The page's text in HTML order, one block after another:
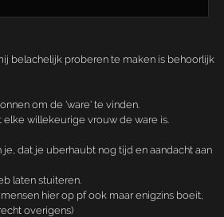
belachelijk proberen te maken is behoorlijk
om de 'ware' te vinden.
elke willekeurige vrouw de ware is.
je, dat je uberhaubt nog tijd en aandacht aan
laten stuiteren.
hier op pf ook maar enigzins boeit,
overigens)